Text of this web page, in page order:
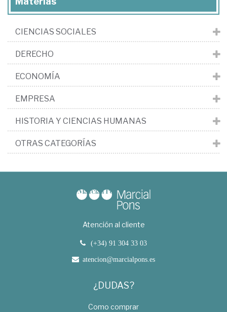
CIENCIAS SOCIALES
DERECHO
ECONOMÍA
EMPRESA
HISTORIA Y CIENCIAS HUMANAS
OTRAS CATEGORÍAS
Atención al cliente
(+34) 91 304 33 03
atencion@marcialpons.es
¿DUDAS?
Como comprar